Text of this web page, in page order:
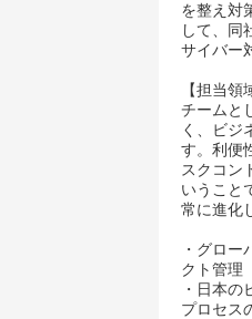
を整え対
して、同
サイバー
【担当領
チームと
く、ビジ
す。利便
スクコン
いうこと
常に進化
・グロ
クト管理
・日本
プロセス